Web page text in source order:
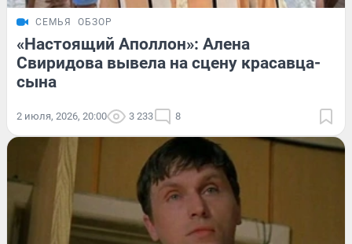
СЕМЬЯ ОБЗОР
«Настоящий Аполлон»: Алена
Свиридова вывела на сцену красавца-
сына
2 июля, 2026, 20:00 3 233 8